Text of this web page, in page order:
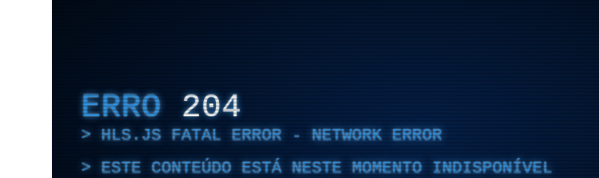
ERRO 204
HLS.JS FATAL ERROR - NETWORK ERROR
ESTE CONTEÚDO ESTÁ NESTE MOMENTO INDISPONÍVEL